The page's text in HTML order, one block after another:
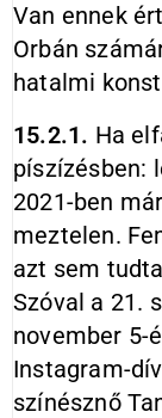
Van ennek
Orbán
hatalmi
15.2.1. Ha
píszízésben:
2021-ben
meztelen.
azt sem
Szóval a 21.
november 5-
Instagram-
színésznő